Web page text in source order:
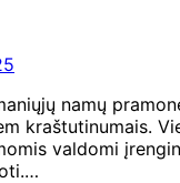
namų
kraštutinumais.
valdomi